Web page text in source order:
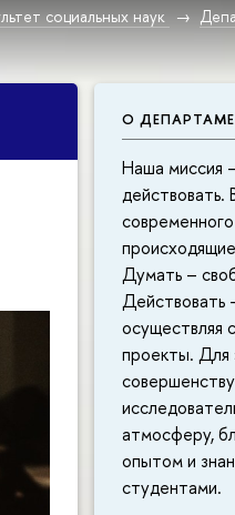
социальных наук
О
Наша миссия
Думать –
Действовать
осуществляя
проекты. Для
атмосферу,
опытом и
студентами.